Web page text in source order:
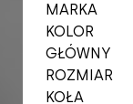
MARKA
KOLOR
GŁÓWNY
ROZMIAR
KOŁA